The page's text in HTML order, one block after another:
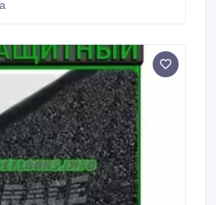
и впитывает влагу. Поэтому